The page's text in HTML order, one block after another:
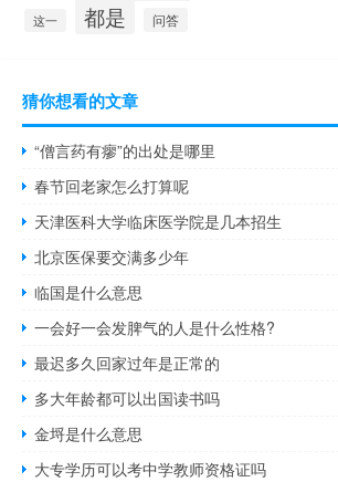
这一 都是 问答
猜你想看的文章
“僧言药有瘳”的出处是哪里
春节回老家怎么打算呢
天津医科大学临床医学院是几本招生
北京医保要交满多少年
临国是什么意思
一会好一会发脾气的人是什么性格?
最迟多久回家过年是正常的
多大年龄都可以出国读书吗
金埒是什么意思
大专学历可以考中学教师资格证吗